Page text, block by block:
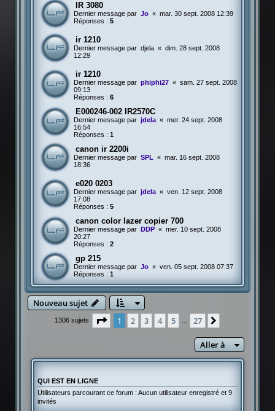
IR 3080
Dernier message par Jo « mar. 30 sept. 2008 12:39
Réponses : 5
ir 1210
Dernier message par djela « dim. 28 sept. 2008
12:29
ir 1210
Dernier message par phiphi27 « sam. 27 sept. 2008
09:13
Réponses : 6
E000246-002 IR2570C
Dernier message par jdela « mer. 24 sept. 2008
16:54
Réponses : 1
canon ir 2200i
Dernier message par SPL « mar. 16 sept. 2008
18:36
e020 0203
Dernier message par jdela « ven. 12 sept. 2008
17:08
Réponses : 5
canon color lazer copier 700
Dernier message par DDP « mer. 10 sept. 2008
20:27
Réponses : 2
gp 215
Dernier message par Jo « ven. 05 sept. 2008 07:37
Réponses : 1
Nouveau sujet
1306 sujets Page 1sur27
1 2 3 4 5 27
Aller à
QUI EST EN LIGNE
Utilisateurs parcourant ce forum : Aucun utilisateur enregistré et 9
invités